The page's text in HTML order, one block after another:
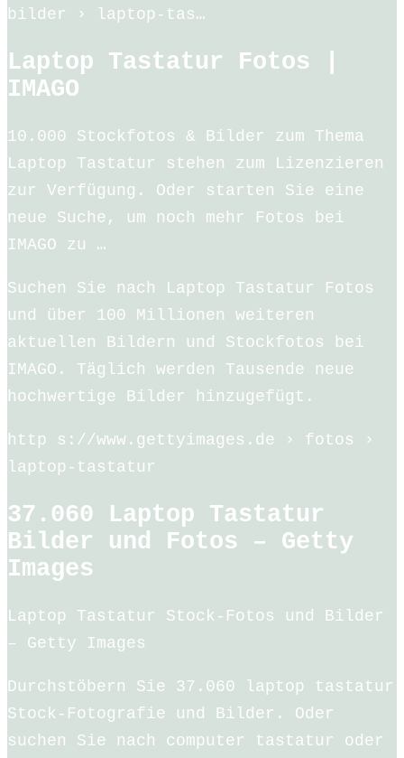
bilder › laptop-tas…
Laptop Tastatur Fotos |
IMAGO
10.000 Stockfotos & Bilder zum Thema
Laptop Tastatur stehen zum Lizenzieren
zur Verfügung. Oder starten Sie eine
neue Suche, um noch mehr Fotos bei
IMAGO zu …
Suchen Sie nach Laptop Tastatur Fotos
und über 100 Millionen weiteren
aktuellen Bildern und Stockfotos bei
IMAGO. Täglich werden Tausende neue
hochwertige Bilder hinzugefügt.
http s://www.gettyimages.de › fotos ›
laptop-tastatur
37.060 Laptop Tastatur
Bilder und Fotos – Getty
Images
Laptop Tastatur Stock-Fotos und Bilder
– Getty Images
Durchstöbern Sie 37.060 laptop tastatur
Stock-Fotografie und Bilder. Oder
suchen Sie nach computer tastatur oder